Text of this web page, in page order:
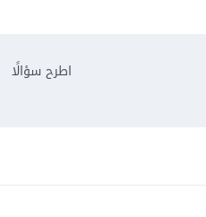
اطرح سؤالًا